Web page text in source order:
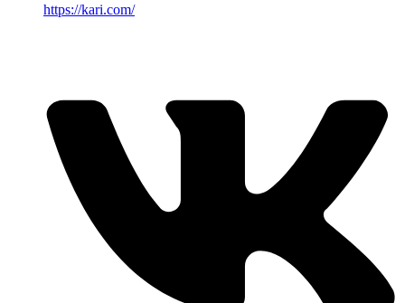
https://kari.com/